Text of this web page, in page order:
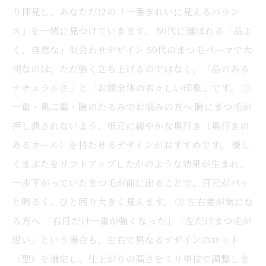
り拝見し、あなただけの「一番きれいに見えるバラン
ス」を一緒に見つけていきます。 50代に選ばれる「品よ
く、自然な」似合わせデザイン 50代のまつ毛パーマで大
切なのは、ただ強く立ち上げるのではなく、「品のある
ナチュラルさ」と「お顔全体の若々しい印象」です。 ①
一重・奥二重・瞼のたるみでお悩みの方へ 瞼にまつ毛が
押し潰されないよう、根元に緩やかな奥行き（奥行きの
あるカール）を持たせるデザインがおすすめです。 優し
くまぶたをリフトアップしたかのような効果が生まれ、
一歩下がっていたまつ毛が前に出ることで、目元がパッ
と明るく、ひと回り大きく見えます。 ② 左右差が気にな
る方へ 「右目だけ一重が強くなった」「左だけまつ毛が
短い」という場合も、左右で異なるデザインのロッド
（型）を選定し、仕上がりの高さをミリ単位で調整しま